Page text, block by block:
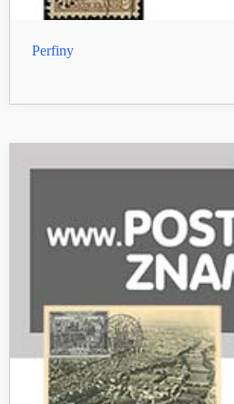
Perfiny